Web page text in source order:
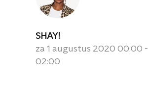
SHAY!
za 1 augustus 2020 00:00 -
02:00